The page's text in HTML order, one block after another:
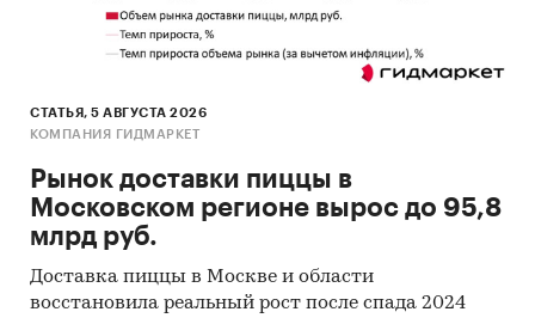
Открытые источники (сайты, порталы)
Отчетность эмитентов
Архивы СМИ
Региональные и федеральные СМИ
Инсайдерские источники
Специализированные аналитические
СТАТЬЯ, 5 АВГУСТА 2026
КОМПАНИЯ ГИДМАРКЕТ
Рынок доставки пиццы в
Московском регионе вырос до 95,8
млрд руб.
Доставка пиццы в Москве и области
восстановила реальный рост после спада 2024